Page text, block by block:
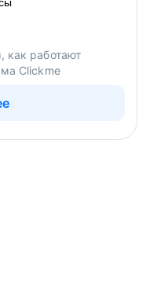
как работают
Clickme